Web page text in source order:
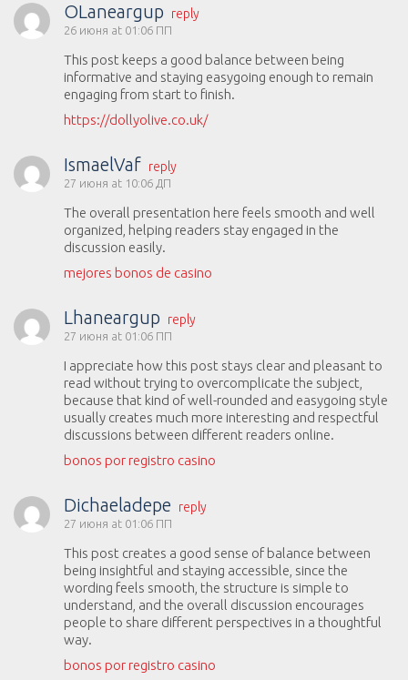
OLaneargup reply
26 июня at 01:06 ПП
This post keeps a good balance between being
informative and staying easygoing enough to remain
engaging from start to finish.
https://dollyolive.co.uk/
IsmaelVaf reply
27 июня at 10:06 ДП
The overall presentation here feels smooth and well
organized, helping readers stay engaged in the
discussion easily.
mejores bonos de casino
Lhaneargup reply
27 июня at 01:06 ПП
I appreciate how this post stays clear and pleasant to
read without trying to overcomplicate the subject,
because that kind of well-rounded and easygoing style
usually creates much more interesting and respectful
discussions between different readers online.
bonos por registro casino
Dichaeladepe reply
27 июня at 01:06 ПП
This post creates a good sense of balance between
being insightful and staying accessible, since the
wording feels smooth, the structure is simple to
understand, and the overall discussion encourages
people to share different perspectives in a thoughtful
way.
bonos por registro casino